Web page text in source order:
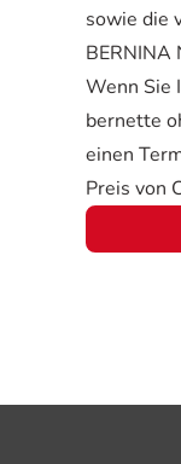
sowie die
BERNINA
Wenn Sie
bernette
einen
Preis von